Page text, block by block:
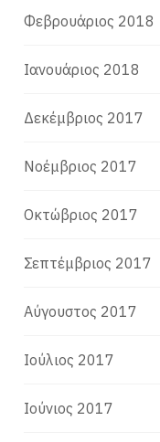
Φεβρουάριος 2018
Ιανουάριος 2018
Δεκέμβριος 2017
Νοέμβριος 2017
Οκτώβριος 2017
Σεπτέμβριος 2017
Αύγουστος 2017
Ιούλιος 2017
Ιούνιος 2017